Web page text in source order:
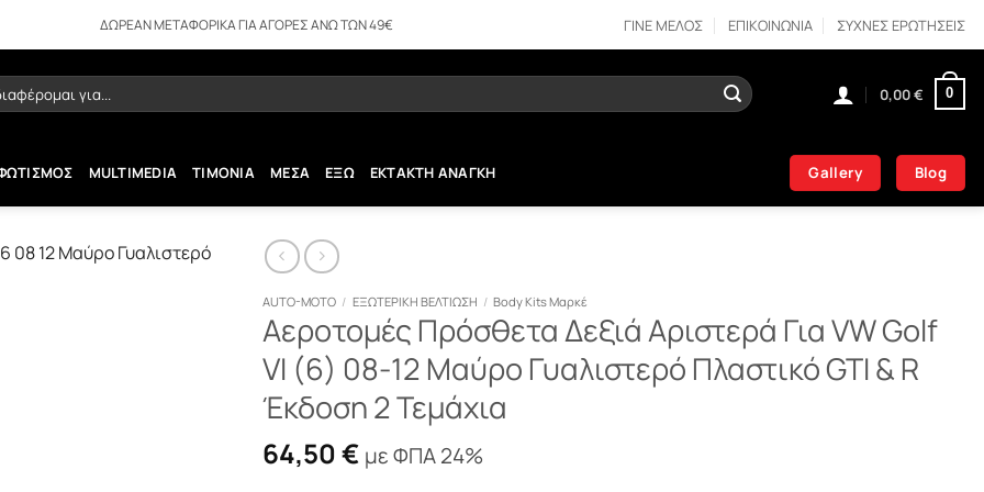
ΔΩΡΕΑΝ ΜΕΤΑΦΟΡΙΚΑ ΓΙΑ ΑΓΟΡΕΣ ΑΝΩ ΤΩΝ 49€ ΓΙΝΕ ΜΕΛΟΣ ΕΠΙΚΟΙΝΩΝΙΑ ΣΥΧΝΕΣ ΕΡΩΤΗΣΕΙΣ
0,00€ 0
MULTIMEDIA ΤΙΜΟΝΙΑ ΜΕΣΑ ΕΞΩ ΕΚΤΑΚΤΗ ΑΝΑΓΚΗ Gallery Blog
AUTO-MOTO / ΕΞΩΤΕΡΙΚΗ ΒΕΛΤΙΩΣΗ / Body Kits Μαρκέ
Αεροτομές Πρόσθετα Δεξιά Αριστερά Για VW Golf
VI (6) 08-12 Μαύρο Γυαλιστερό Πλαστικό GTI & R
Έκδοση 2 Τεμάχια
64,50€ με ΦΠΑ 24%